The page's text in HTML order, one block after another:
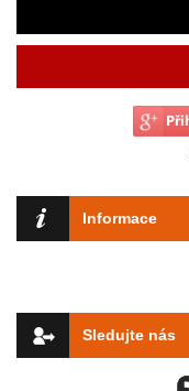
Informace
Sledujte nás